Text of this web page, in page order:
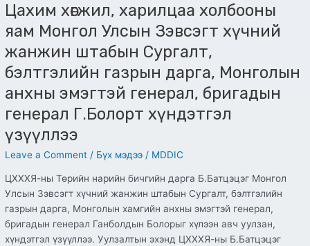
Цахим хөгжил, харилцаа холбооны
яам Монгол Улсын Зэвсэгт хүчний
жанжин штабын Сургалт,
бэлтгэлийн газрын дарга, Монголын
анхны эмэгтэй генерал, бригадын
генерал Г.Болорт хүндэтгэл
үзүүллээ
Leave a Comment / Бүх мэдээ / MDDIC
ЦХХХЯ-ны Төрийн нарийн бичгийн дарга Б.Батцэцэг Монгол
Улсын Зэвсэгт хүчний жанжин штабын Сургалт, бэлтгэлийн
газрын дарга, Монголын хамгийн анхны эмэгтэй генерал,
бригадын генерал Ганболдын Болорыг хүлээн авч уулзан,
хүндэтгэл үзүүллээ. Уулзалтын эхэнд ЦХХХЯ-ны Б.Батцэцэг
анхны
эмэгтэй
генерал,
бригадын
генерал
хүндэтгэл
үзүүллээ